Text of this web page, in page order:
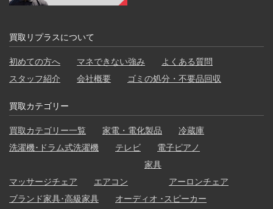
買取リプラスについて
初めての方へ マネできない強み
よくある質問
スタッフ紹介
会社概要 ゴミの処分・不要品回収
買取カテゴリー
買取カテゴリー一覧 家電・電化製品
冷蔵庫
洗濯機･ドラム式洗濯機
テレビ 電子ピアノ
マッサージチェア エアコン
家具
アーロンチェア
ブランド家具･高級家具
オーディオ ･スピーカー